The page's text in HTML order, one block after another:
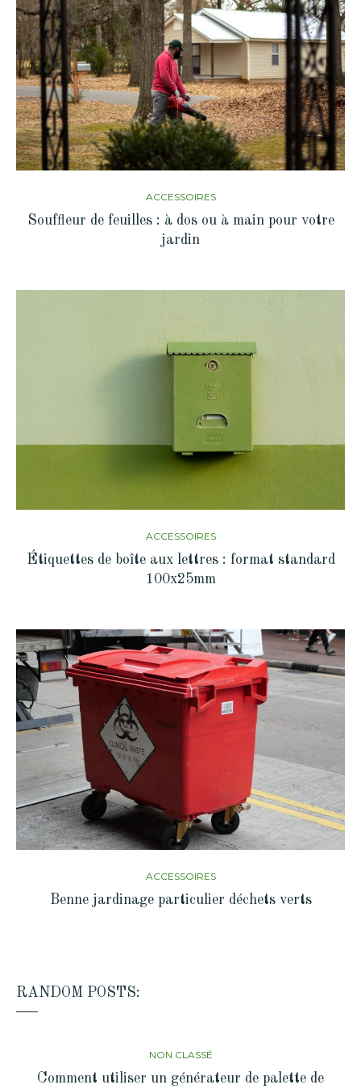
ACCESSOIRES
Souffleur de feuilles : à dos ou à main pour votre
jardin
ACCESSOIRES
Étiquettes de boîte aux lettres : format standard
100x25mm
ACCESSOIRES
Benne jardinage particulier déchets verts
RANDOM POSTS:
NON CLASSÉ
Comment utiliser un générateur de palette de